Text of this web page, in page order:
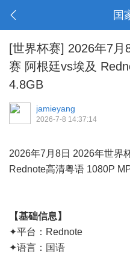
国
[世界杯赛] 2026年7月
赛 阿根廷vs埃及
4.8GB
jamieyang
2026-7-8 14:37:14
2026年7月8日 2026年世界
Rednote高清粤语 1080P
【基础信息】
✦平台：Rednote
✦语言：国语